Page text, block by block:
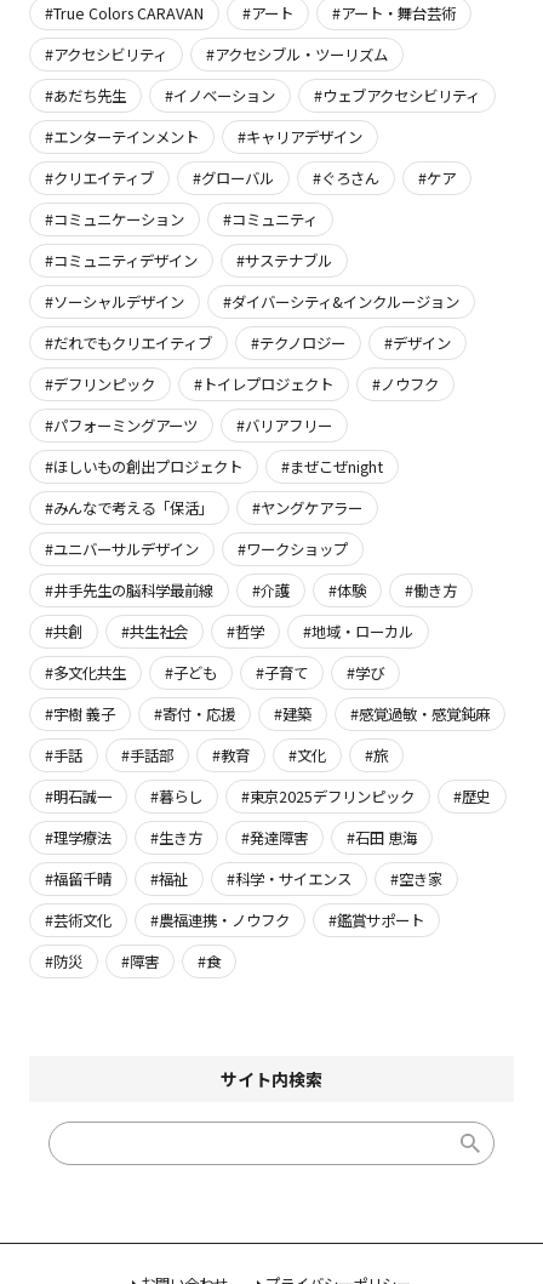
#True Colors CARAVAN
#アート
#アート・舞台芸術
#アクセシビリティ
#アクセシブル・ツーリズム
#あだち先生
#イノベーション
#ウェブアクセシビリティ
#エンターテインメント
#キャリアデザイン
#クリエイティブ
#グローバル #ぐろさん
#ケア
#コミュニケーション
#コミュニティ
#コミュニティデザイン
#サステナブル
#ソーシャルデザイン
#ダイバーシティ&インクルージョン
#だれでもクリエイティブ
#テクノロジー
#デザイン
#デフリンピック
#トイレプロジェクト
#ノウフク
#パフォーミングアーツ
#バリアフリー
#ほしいもの創出プロジェクト
#まぜこぜnight
#みんなで考える「保活」
#ヤングケアラー
#ユニバーサルデザイン
#ワークショップ
#井手先生の脳科学最前線
#介護 #体験
#働き方
#共創
#共生社会 #哲学
#地域・ローカル
#多文化共生
#子ども #子育て
#学び
#宇樹 義子
#寄付・応援 #建築
#感覚過敏・感覚鈍麻
#手話
#手話部 #教育 #文化
#旅
#明石誠一
#暮らし #東京2025デフリンピック
#歴史
#理学療法
#生き方 #発達障害
#石田 恵海
#福留千晴
#福祉 #科学・サイエンス
#空き家
#芸術文化
#農福連携・ノウフク
#鑑賞サポート
#防災
#障害 #食
サイト内検索